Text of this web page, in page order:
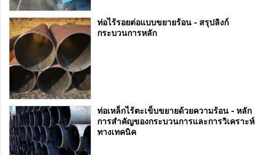
ท่อไร้รอยต่อแบบขยายร้อน - สรุปลิงก์
กระบวนการหลัก
ท่อเหล็กไร้ตะเข็บขยายด้วยความร้อน - หลัก
การสำคัญของกระบวนการและการวิเคราะห์
ทางเทคนิค